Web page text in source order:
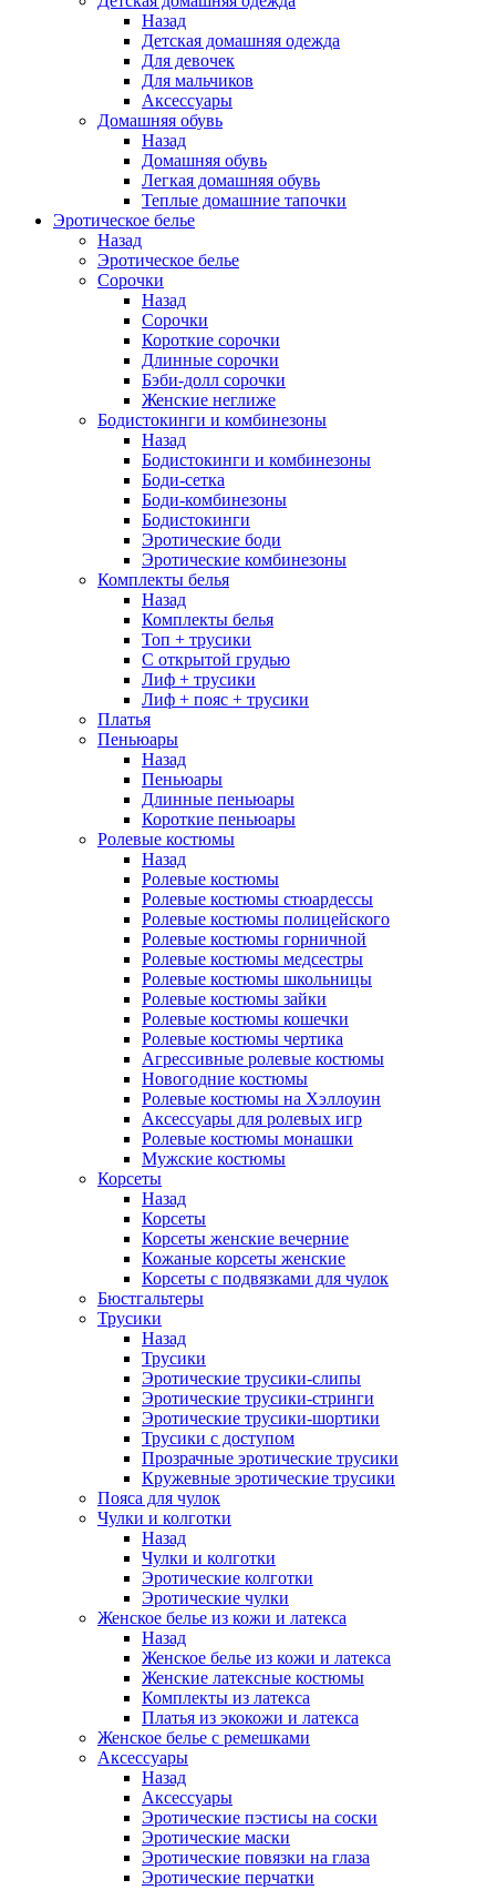
Назад
Детская домашняя одежда
Для девочек
Для мальчиков
Аксессуары
Домашняя обувь
Назад
Домашняя обувь
Легкая домашняя обувь
Теплые домашние тапочки
Эротическое белье
Назад
Эротическое белье
Сорочки
Назад
Сорочки
Короткие сорочки
Длинные сорочки
Бэби-долл сорочки
Женские неглиже
Бодистокинги и комбинезоны
Назад
Бодистокинги и комбинезоны
Боди-сетка
Боди-комбинезоны
Бодистокинги
Эротические боди
Эротические комбинезоны
Комплекты белья
Назад
Комплекты белья
Топ + трусики
С открытой грудью
Лиф + трусики
Лиф + пояс + трусики
Платья
Пеньюары
Назад
Пеньюары
Длинные пеньюары
Короткие пеньюары
Ролевые костюмы
Назад
Ролевые костюмы
Ролевые костюмы стюардессы
Ролевые костюмы полицейского
Ролевые костюмы горничной
Ролевые костюмы медсестры
Ролевые костюмы школьницы
Ролевые костюмы зайки
Ролевые костюмы кошечки
Ролевые костюмы чертика
Агрессивные ролевые костюмы
Новогодние костюмы
Ролевые костюмы на Хэллоуин
Аксессуары для ролевых игр
Ролевые костюмы монашки
Мужские костюмы
Корсеты
Назад
Корсеты
Корсеты женские вечерние
Кожаные корсеты женские
Корсеты с подвязками для чулок
Бюстгальтеры
Трусики
Назад
Трусики
Эротические трусики-слипы
Эротические трусики-стринги
Эротические трусики-шортики
Трусики с доступом
Прозрачные эротические трусики
Кружевные эротические трусики
Пояса для чулок
Чулки и колготки
Назад
Чулки и колготки
Эротические колготки
Эротические чулки
Женское белье из кожи и латекса
Назад
Женское белье из кожи и латекса
Женские латексные костюмы
Комплекты из латекса
Платья из экокожи и латекса
Женское белье с ремешками
Аксессуары
Назад
Аксессуары
Эротические пэстисы на соски
Эротические маски
Эротические повязки на глаза
Эротические перчатки